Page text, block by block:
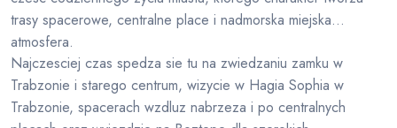
trasy spacerowe, centralne place i nadmorska miejska
atmosfera.
Najczesciej czas spedza sie tu na zwiedzaniu zamku w
Trabzonie i starego centrum, wizycie w Hagia Sophia w
Trabzonie, spacerach wzdluz nabrzeza i po centralnych